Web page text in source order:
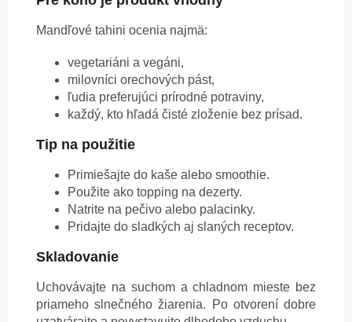
Mandľové tahini ocenia najmä:
vegetariáni a vegáni,
milovníci orechových pást,
ľudia preferujúci prírodné potraviny,
každý, kto hľadá čisté zloženie bez prísad.
Tip na použitie
Primiešajte do kaše alebo smoothie.
Použite ako topping na dezerty.
Natrite na pečivo alebo palacinky.
Pridajte do sladkých aj slaných receptov.
Skladovanie
Uchovávajte na suchom a chladnom mieste bez
priameho slnečného žiarenia. Po otvorení dobre